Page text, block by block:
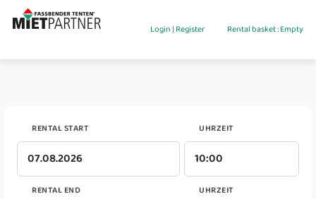
Login|Register Rental basket : Empty
RENTAL START UHRZEIT
RENTAL END UHRZEIT